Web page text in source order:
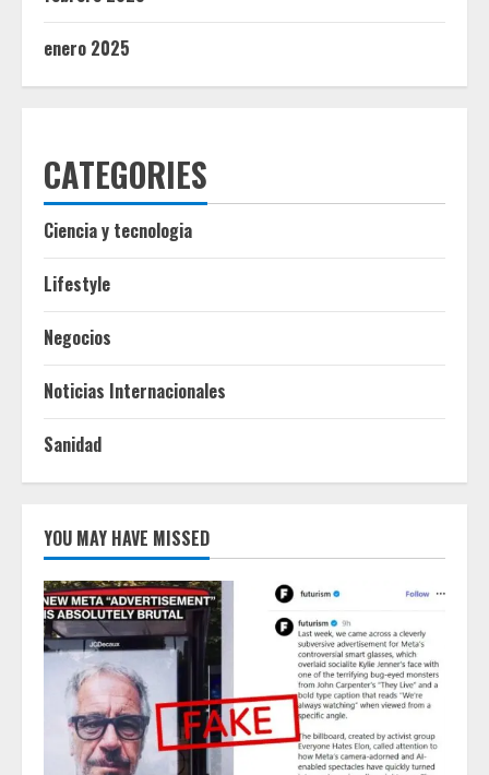
enero 2025
CATEGORIES
Ciencia y tecnologia
Lifestyle
Negocios
Noticias Internacionales
Sanidad
YOU MAY HAVE MISSED